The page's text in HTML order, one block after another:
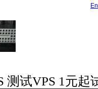
测试VPS 1元起